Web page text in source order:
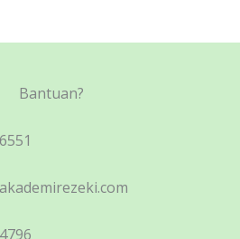
Bantuan?